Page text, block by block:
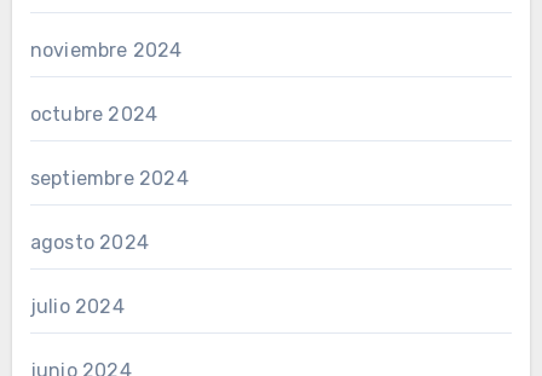
noviembre 2024
octubre 2024
septiembre 2024
agosto 2024
julio 2024
junio 2024